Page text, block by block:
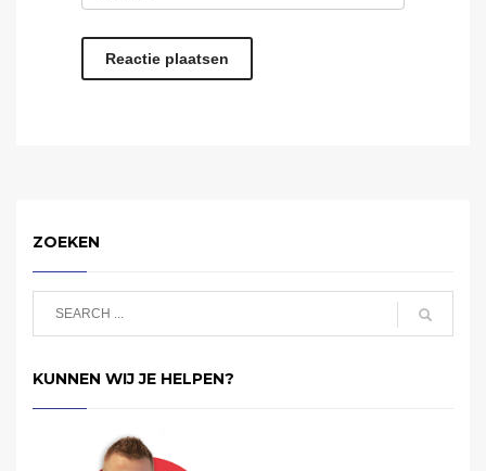
ZOEKEN
KUNNEN WIJ JE HELPEN?